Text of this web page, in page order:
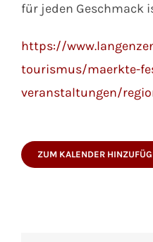
für jeden Geschmack
https://
tourismus/maerkte-
veranstaltungen/
ZUM KALENDER